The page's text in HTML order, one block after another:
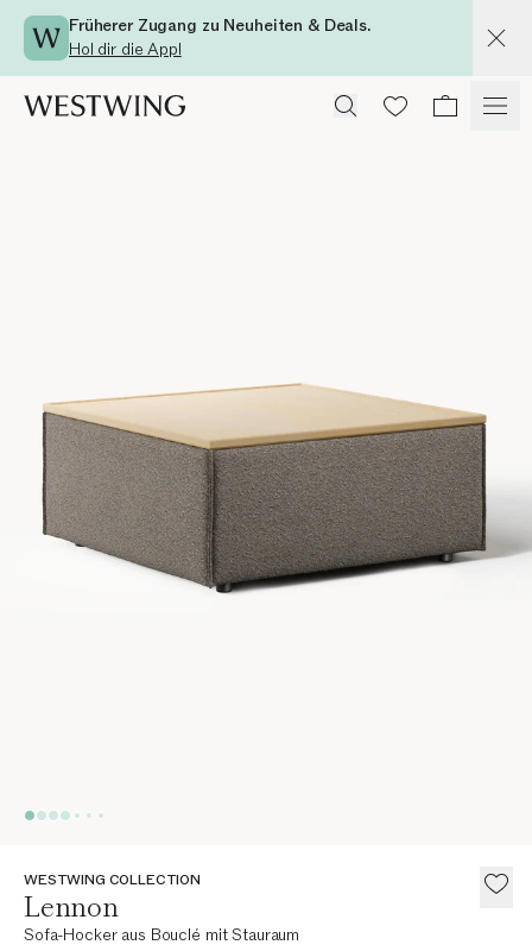
Früherer Zugang zu Neuheiten & Deals.
Hol dir die App!
WESTWING COLLECTION
Lennon
Sofa-Hocker aus Bouclé mit Stauraum